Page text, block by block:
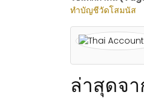
ทำบัญชีวัดโสมนัส
ล่าสุดจ